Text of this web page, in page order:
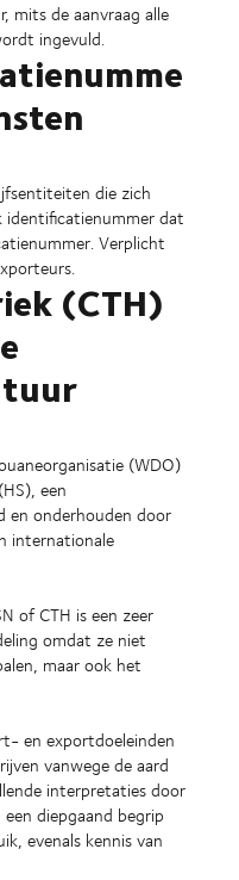
mits de aanvraag alle
ingevuld.
die zich
identificatienummer dat
Verplicht
(CTH)
(WDO)
een
en onderhouden door
internationale
of CTH is een zeer
omdat ze niet
maar ook het
en exportdoeleinden
vanwege de aard
interpretaties door
diepgaand begrip
evenals kennis van